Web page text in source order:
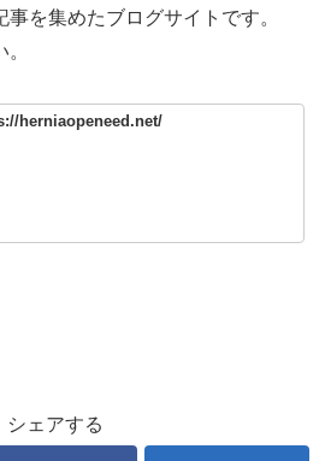
を集めたブログサイトです。
herniaopeneed.net/
シェアする